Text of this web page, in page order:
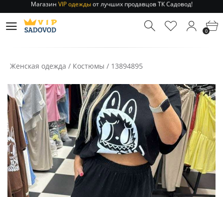
Отправление заказа 1-3 дняпо РФ и МСК!
Магазин
от лучших продавцов ТК Садовод!
Отправление заказа 1-3 дня 0
Женская одежда / Костюмы / 13894895